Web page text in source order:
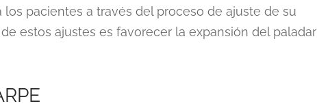
los pacientes a través del proceso de ajuste de su
estos ajustes es favorecer la expansión del paladar